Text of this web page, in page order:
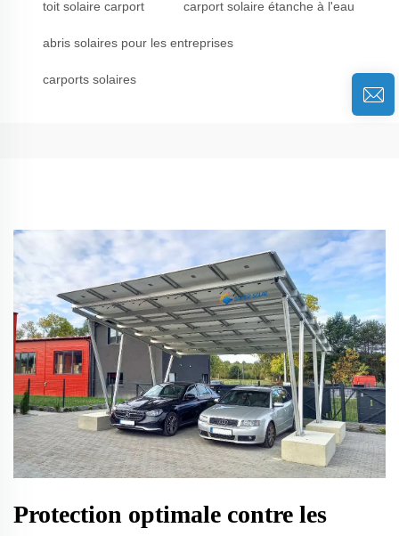
toit solaire carport carport solaire étanche à l'eau
abris solaires pour les entreprises
carports solaires
Protection optimale contre les